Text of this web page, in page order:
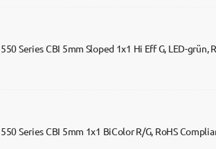
550 Series CBI 5mm Sloped 1x1 Hi Eff G, LED-grün,
550 Series CBI 5mm 1x1 BiColor R/G, RoHS